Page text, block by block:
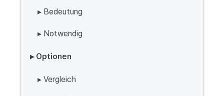
▸ Bedeutung
▸ Notwendig
▸ Optionen
▸ Vergleich